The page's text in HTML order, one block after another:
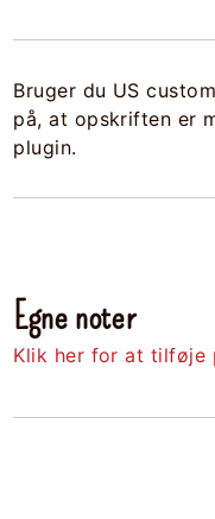
Bruger du US customary units, så vær opmærksom
på, at opskriften er
plugin.
Egne noter
Klik her for at tilføje